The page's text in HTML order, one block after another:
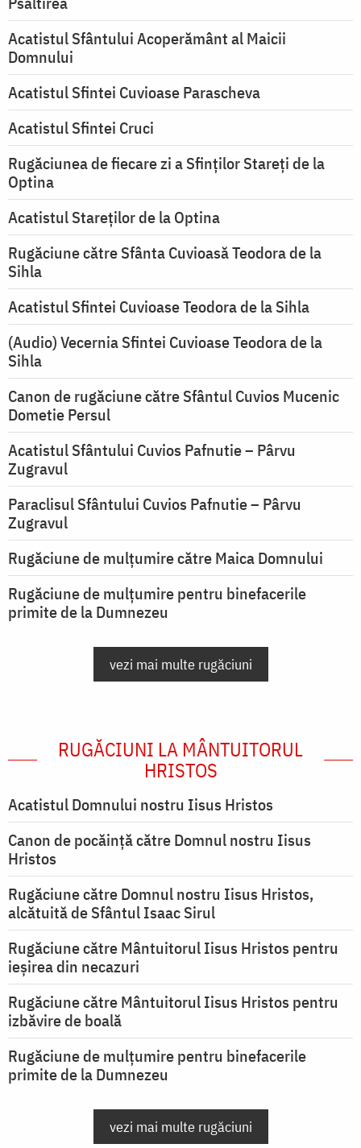
Acatistul Sfântului Acoperământ al Maicii
Domnului
Acatistul Sfintei Cuvioase Parascheva
Acatistul Sfintei Cruci
Rugăciunea de fiecare zi a Sfinților Stareți de la
Optina
Acatistul Stareţilor de la Optina
Rugăciune către Sfânta Cuvioasă Teodora de la
Sihla
Acatistul Sfintei Cuvioase Teodora de la Sihla
(Audio) Vecernia Sfintei Cuvioase Teodora de la
Sihla
Canon de rugăciune către Sfântul Cuvios Mucenic
Dometie Persul
Acatistul Sfântului Cuvios Pafnutie – Pârvu
Zugravul
Paraclisul Sfântului Cuvios Pafnutie – Pârvu
Zugravul
Rugăciune de mulţumire către Maica Domnului
Rugăciune de mulțumire pentru binefacerile
primite de la Dumnezeu
vezi mai multe rugăciuni
RUGĂCIUNI LA MÂNTUITORUL
HRISTOS
Acatistul Domnului nostru Iisus Hristos
Canon de pocăință către Domnul nostru Iisus
Hristos
Rugăciune către Domnul nostru Iisus Hristos,
alcătuită de Sfântul Isaac Sirul
Rugăciune către Mântuitorul Iisus Hristos pentru
ieşirea din necazuri
Rugăciune către Mântuitorul Iisus Hristos pentru
izbăvire de boală
Rugăciune de mulțumire pentru binefacerile
primite de la Dumnezeu
vezi mai multe rugăciuni